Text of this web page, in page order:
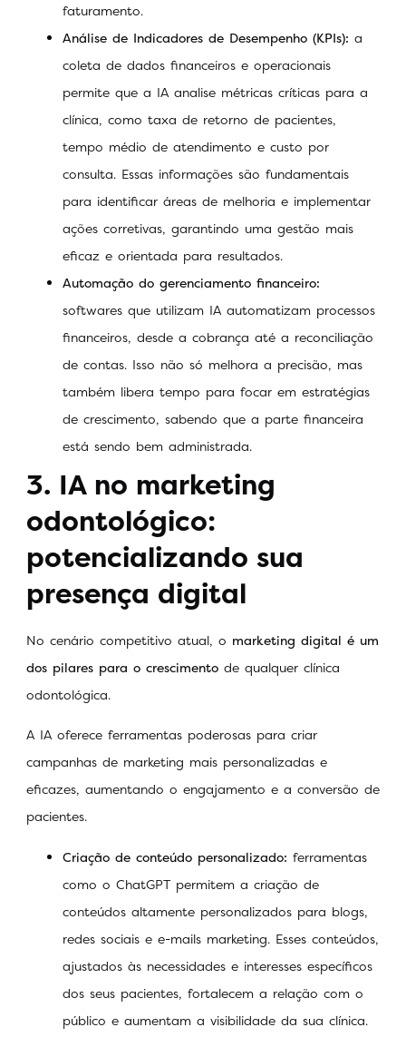
faturamento.
Análise de Indicadores de Desempenho (KPIs): a
coleta de dados financeiros e operacionais
permite que a IA analise métricas críticas para a
clínica, como taxa de retorno de pacientes,
tempo médio de atendimento e custo por
consulta. Essas informações são fundamentais
para identificar áreas de melhoria e implementar
ações corretivas, garantindo uma gestão mais
eficaz e orientada para resultados.
Automação do gerenciamento financeiro:
softwares que utilizam IA automatizam processos
financeiros, desde a cobrança até a reconciliação
de contas. Isso não só melhora a precisão, mas
também libera tempo para focar em estratégias
de crescimento, sabendo que a parte financeira
está sendo bem administrada.
3. IA no marketing
odontológico:
potencializando sua
presença digital
No cenário competitivo atual, o marketing digital é um
dos pilares para o crescimento de qualquer clínica
odontológica.
A IA oferece ferramentas poderosas para criar
campanhas de marketing mais personalizadas e
eficazes, aumentando o engajamento e a conversão de
pacientes.
Criação de conteúdo personalizado: ferramentas
como o ChatGPT permitem a criação de
conteúdos altamente personalizados para blogs,
redes sociais e e-mails marketing. Esses conteúdos,
ajustados às necessidades e interesses específicos
dos seus pacientes, fortalecem a relação com o
público e aumentam a visibilidade da sua clínica.